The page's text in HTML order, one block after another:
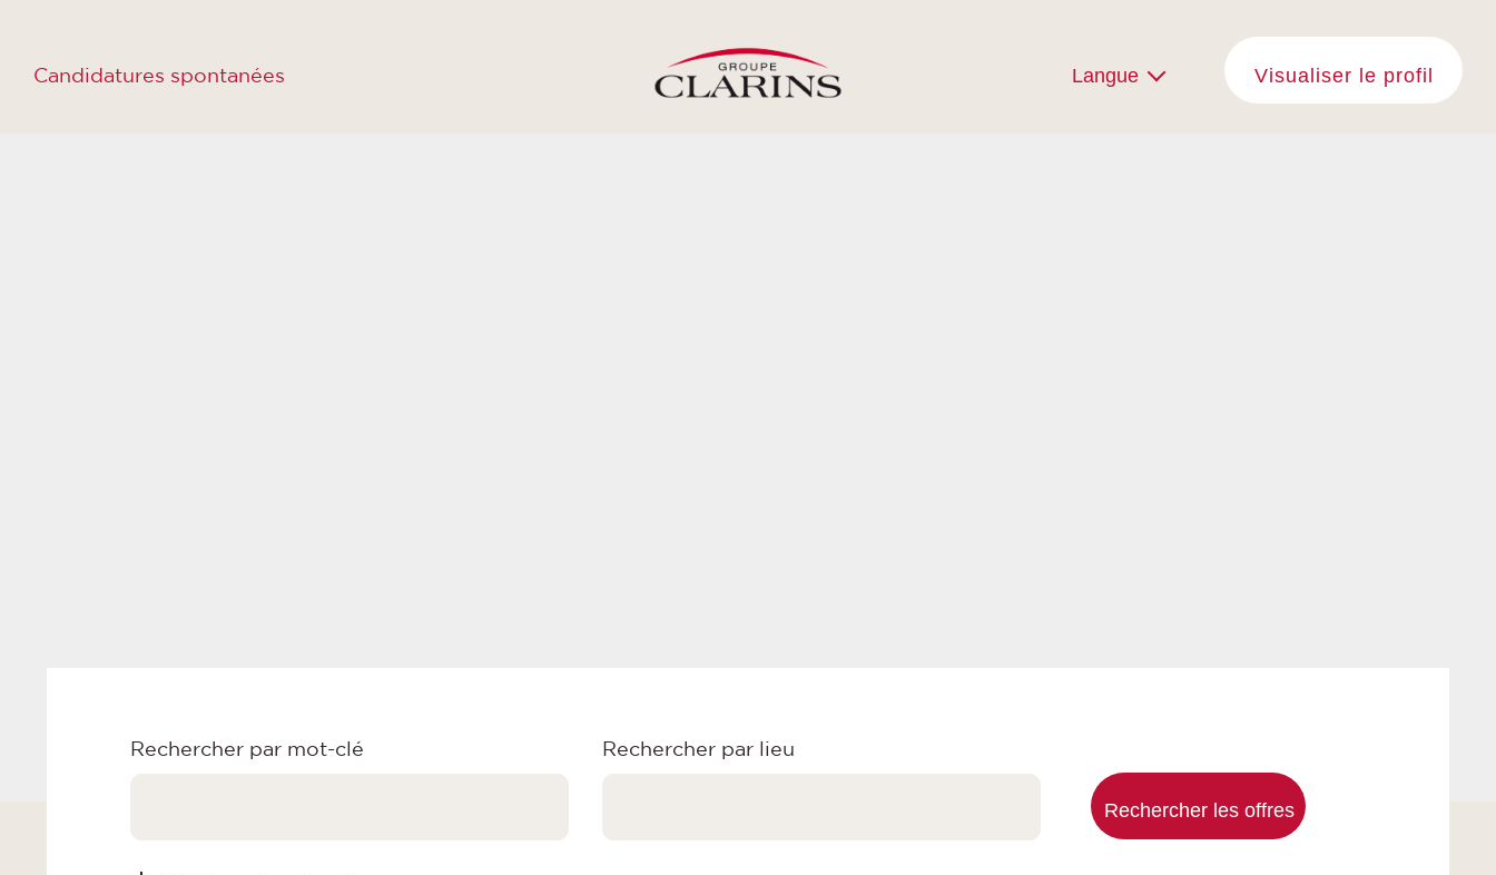
Candidatures spontanées Langue Visualiser le profil
Rechercher par mot-clé Rechercher par lieu